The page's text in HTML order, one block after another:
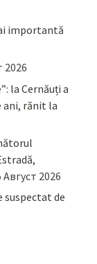
importantă
2026
la Cernăuți a
ani, rănit la
Август 2026
suspectat de